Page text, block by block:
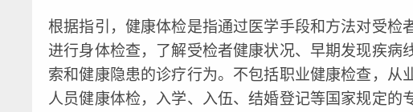
根据指引，健康体检是指通过医学手段和方法对受检
进行身体检查，了解受检者健康状况、早期发现疾病
索和健康隐患的诊疗行为。不包括职业健康检查，从
人员健康体检，入学、入伍、结婚登记等国家规定的